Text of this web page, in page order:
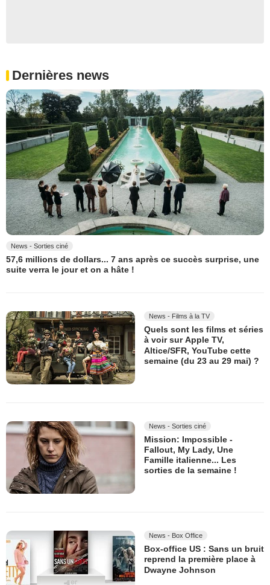
Dernières news
News - Sorties ciné
57,6 millions de dollars... 7 ans après ce succès surprise, une
suite verra le jour et on a hâte !
News - Films à la TV
Quels sont les films et séries
à voir sur Apple TV,
Altice/SFR, YouTube cette
semaine (du 23 au 29 mai) ?
News - Sorties ciné
Mission: Impossible -
Fallout, My Lady, Une
Famille italienne... Les
sorties de la semaine !
News - Box Office
Box-office US : Sans un bruit
reprend la première place à
Dwayne Johnson